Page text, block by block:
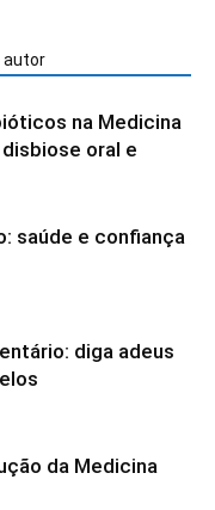
autor
na Medicina
oral e
saúde e confiança
diga adeus
da Medicina